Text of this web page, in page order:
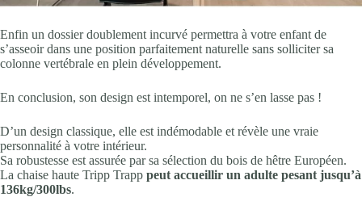
Enfin un dossier doublement incurvé permettra à votre enfant de
s’asseoir dans une position parfaitement naturelle sans solliciter sa
colonne vertébrale en plein développement.
En conclusion, son design est intemporel, on ne s’en lasse pas !
D’un design classique, elle est indémodable et révèle une vraie
personnalité à votre intérieur.
Sa robustesse est assurée par sa sélection du bois de hêtre Européen.
La chaise haute Tripp Trapp peut accueillir un adulte pesant jusqu’à
136kg/300lbs.